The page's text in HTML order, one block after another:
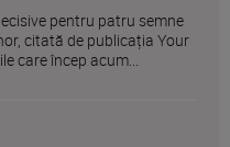
pentru patru semne
citată de publicația Your
care încep acum...